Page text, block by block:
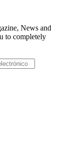
News and
to completely